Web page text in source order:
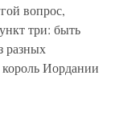
вопрос,
три: быть
разных
Иордании